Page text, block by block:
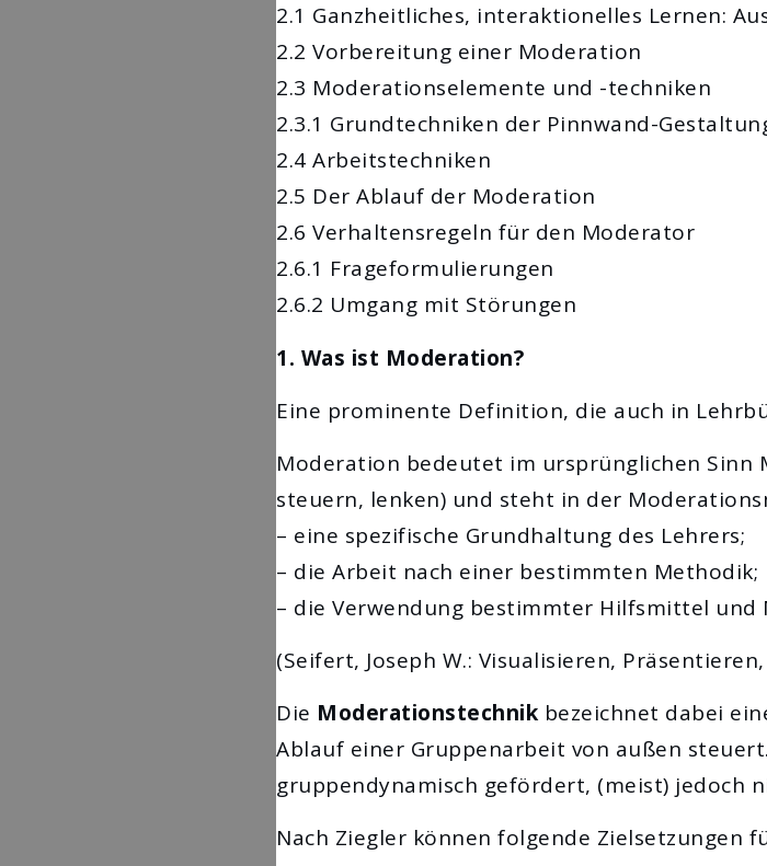
2.1 Ganzheitliches, interaktionelles Lernen:
2.2 Vorbereitung einer Moderation
2.3 Moderationselemente und -techniken
2.3.1 Grundtechniken der Pinnwand-
2.4 Arbeitstechniken
2.5 Der Ablauf der Moderation
2.6 Verhaltensregeln für den Moderator
2.6.1 Frageformulierungen
2.6.2 Umgang mit Störungen
1. Was ist Moderation?
Eine prominente Definition, die auch in
Moderation bedeutet im ursprünglichen Sinn
steuern, lenken) und steht in der
– eine spezifische Grundhaltung des Lehrers;
– die Arbeit nach einer bestimmten Methodik;
– die Verwendung bestimmter Hilfsmittel und
(Seifert, Joseph W.: Visualisieren,
Die Moderationstechnik bezeichnet dabei
Ablauf einer Gruppenarbeit von außen
gruppendynamisch gefördert, (meist) jedoch
Nach Ziegler können folgende Zielsetzungen